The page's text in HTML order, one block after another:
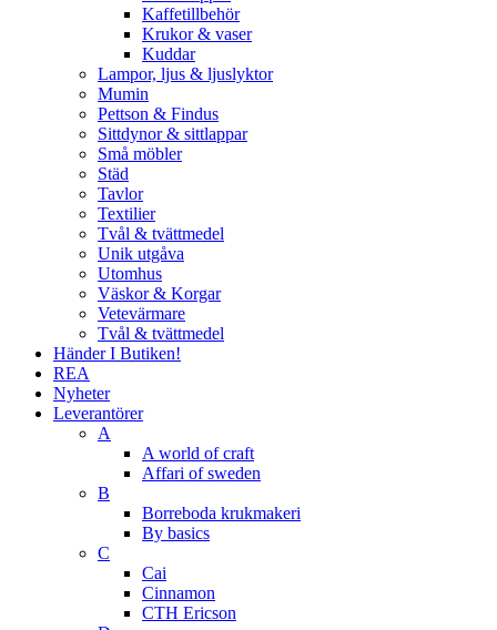
Kaffetillbehör
Krukor & vaser
Kuddar
Lampor, ljus & ljuslyktor
Mumin
Pettson & Findus
Sittdynor & sittlappar
Små möbler
Städ
Tavlor
Textilier
Tvål & tvättmedel
Unik utgåva
Utomhus
Väskor & Korgar
Vetevärmare
Tvål & tvättmedel
Händer I Butiken!
REA
Nyheter
Leverantörer
A
A world of craft
Affari of sweden
B
Borreboda krukmakeri
By basics
C
Cai
Cinnamon
CTH Ericson